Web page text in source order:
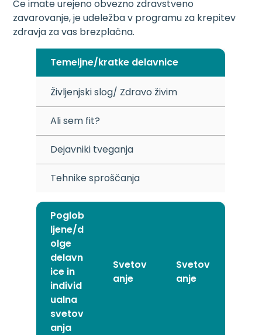
Če imate urejeno obvezno zdravstveno
zavarovanje, je udeležba v programu za krepitev
zdravja za vas brezplačna.
Temeljne/kratke delavnice
Življenjski slog/ Zdravo živim
Ali sem fit?
Dejavniki tveganja
Tehnike sproščanja
Poglob
ljene/d
olge
delavn
ice in
individ
ualna
svetov
anja
Svetov
anje
Svetov
anje